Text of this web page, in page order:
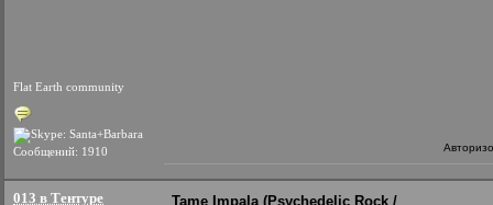
Flat Earth community
Сообщений: 1910
013 в Тентуре
Tame Impala (Psychedelic Rock /